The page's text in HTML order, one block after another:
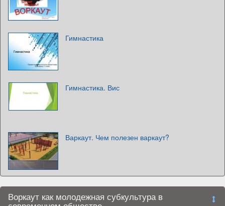
Гимнастика
Гимнастика. Вис
Варкаут. Чем полезен варкаут?
Воркаут как молодежная субкультура в